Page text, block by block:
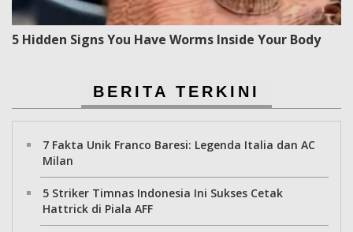
5 Hidden Signs You Have Worms Inside Your Body
BERITA TERKINI
7 Fakta Unik Franco Baresi: Legenda Italia dan AC
Milan
5 Striker Timnas Indonesia Ini Sukses Cetak
Hattrick di Piala AFF